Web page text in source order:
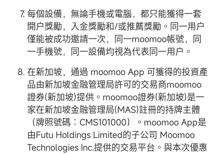
每個設備，無論手機或電腦，都只能獲得一套
開户獎勵，入金獎勵和/或推薦獎勵。同一用户
僅能被成功邀請一次，同一moomoo帳號，同
一手機號，同一設備均視為代表同一用户。
在新加坡，通過 moomoo App 可獲得的投資產
品由新加坡金融管理局許可的交易商moomoo
證券(新加坡)提供。moomoo證券(新加坡)是一
家在新加坡金融管理局(MAS)註冊的持牌主體
（牌照號碼︰CMS101000）。moomoo App是
由Futu Holdings Limited的子公司 Moomoo
Technologies Inc.提供的交易平台。與本次優惠